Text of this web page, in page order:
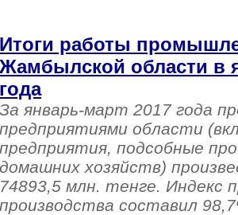
Итоги работы
Жамбылской области в
года
За январь-март 2017 года
предприятиями области
предприятия, подсобные
домашних хозяйств)
74893,5 млн. тенге. Индекс
производства составил